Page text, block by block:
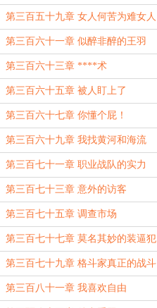
第三百五十九章 女人何苦为难女人
第三百六十一章 似醉非醉的王羽
第三百六十三章 ****术
第三百六十五章 被人盯上了
第三百六十七章 你懂个屁！
第三百六十九章 我找黄河和海流
第三百七十一章 职业战队的实力
第三百七十三章 意外的访客
第三百七十五章 调查市场
第三百七十七章 莫名其妙的装逼犯
第三百七十九章 格斗家真正的战斗
方式
第三百八十一章 我喜欢自由